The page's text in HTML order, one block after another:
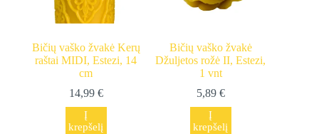
product
page
Bičių vaško žvakė Kerų
raštai MIDI, Estezi, 14
cm
14,99 €
Į
krepšelį
Bičių vaško žvakė
Džuljetos rožė II, Estezi,
1 vnt
5,89 €
Į
krepšelį